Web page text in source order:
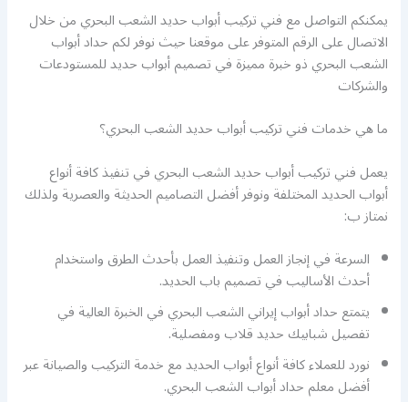
يمكنكم التواصل مع فني تركيب أبواب حديد الشعب البحري من خلال
الاتصال على الرقم المتوفر على موقعنا حيث نوفر لكم حداد أبواب
الشعب البحري ذو خبرة مميزة في تصميم أبواب حديد للمستودعات
والشركات
ما هي خدمات فني تركيب أبواب حديد الشعب البحري؟
يعمل فني تركيب أبواب حديد الشعب البحري في تنفيذ كافة أنواع
أبواب الحديد المختلفة ونوفر أفضل التصاميم الحديثة والعصرية ولذلك
نمتاز ب:
السرعة في إنجاز العمل وتنفيذ العمل بأحدث الطرق واستخدام
أحدث الأساليب في تصميم باب الحديد.
يتمتع حداد أبواب إيراني الشعب البحري في الخبرة العالية في
تفصيل شبابيك حديد قلاب ومفصلية.
نورد للعملاء كافة أنواع أبواب الحديد مع خدمة التركيب والصيانة عبر
أفضل معلم حداد أبواب الشعب البحري.